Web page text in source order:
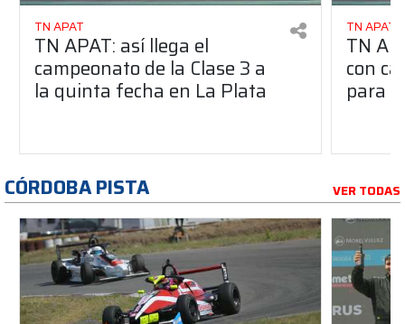
TN APAT
TN APAT: así llega el
campeonato de la Clase 3 a
la quinta fecha en La Plata
TN APAT
TN
con
para
CÓRDOBA PISTA VER TODAS